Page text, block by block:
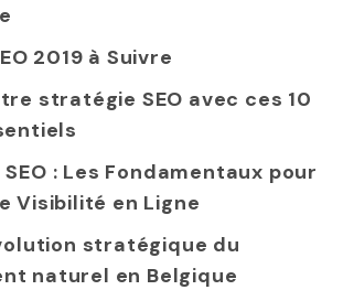
2019 à Suivre
stratégie SEO avec ces 10
: Les Fondamentaux pour
Visibilité en Ligne
stratégique du
naturel en Belgique